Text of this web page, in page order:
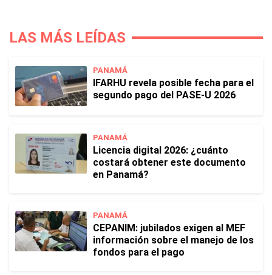
LAS MÁS LEÍDAS
PANAMÁ
IFARHU revela posible fecha para el
segundo pago del PASE-U 2026
PANAMÁ
Licencia digital 2026: ¿cuánto
costará obtener este documento
en Panamá?
PANAMÁ
CEPANIM: jubilados exigen al MEF
información sobre el manejo de los
fondos para el pago